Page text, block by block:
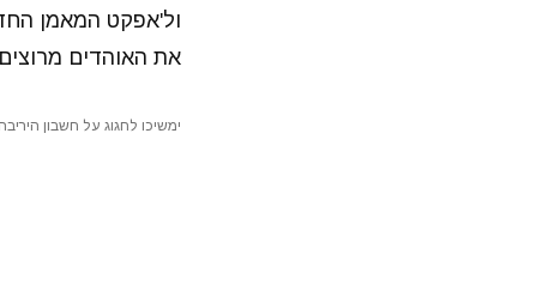
ול'אפקט המאמן
את האוהדים
ימשיכו לחגוג על חשבון